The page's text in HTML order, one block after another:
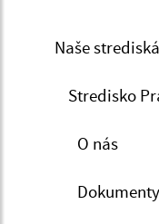
Naše strediská
Stredisko
O nás
Dokumenty